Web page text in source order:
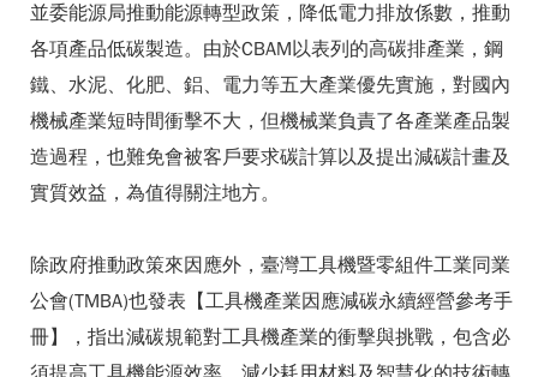
並委能源局推動能源轉型政策，降低電力排放係數，推動
各項產品低碳製造。由於CBAM以表列的高碳排產業，鋼
鐵、水泥、化肥、鋁、電力等五大產業優先實施，對國內
機械產業短時間衝擊不大，但機械業負責了各產業產品製
造過程，也難免會被客戶要求碳計算以及提出減碳計畫及
實質效益，為值得關注地方。
除政府推動政策來因應外，臺灣工具機暨零組件工業同業
公會(TMBA)也發表【工具機產業因應減碳永續經營參考手
冊】，指出減碳規範對工具機產業的衝擊與挑戰，包含必